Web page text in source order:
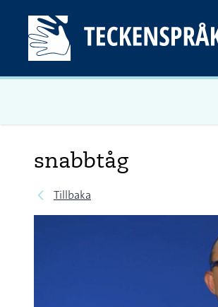
snabbtåg
Tillbaka